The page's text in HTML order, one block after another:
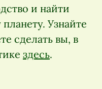
и найти
Узнайте
сделать вы, в
здесь.